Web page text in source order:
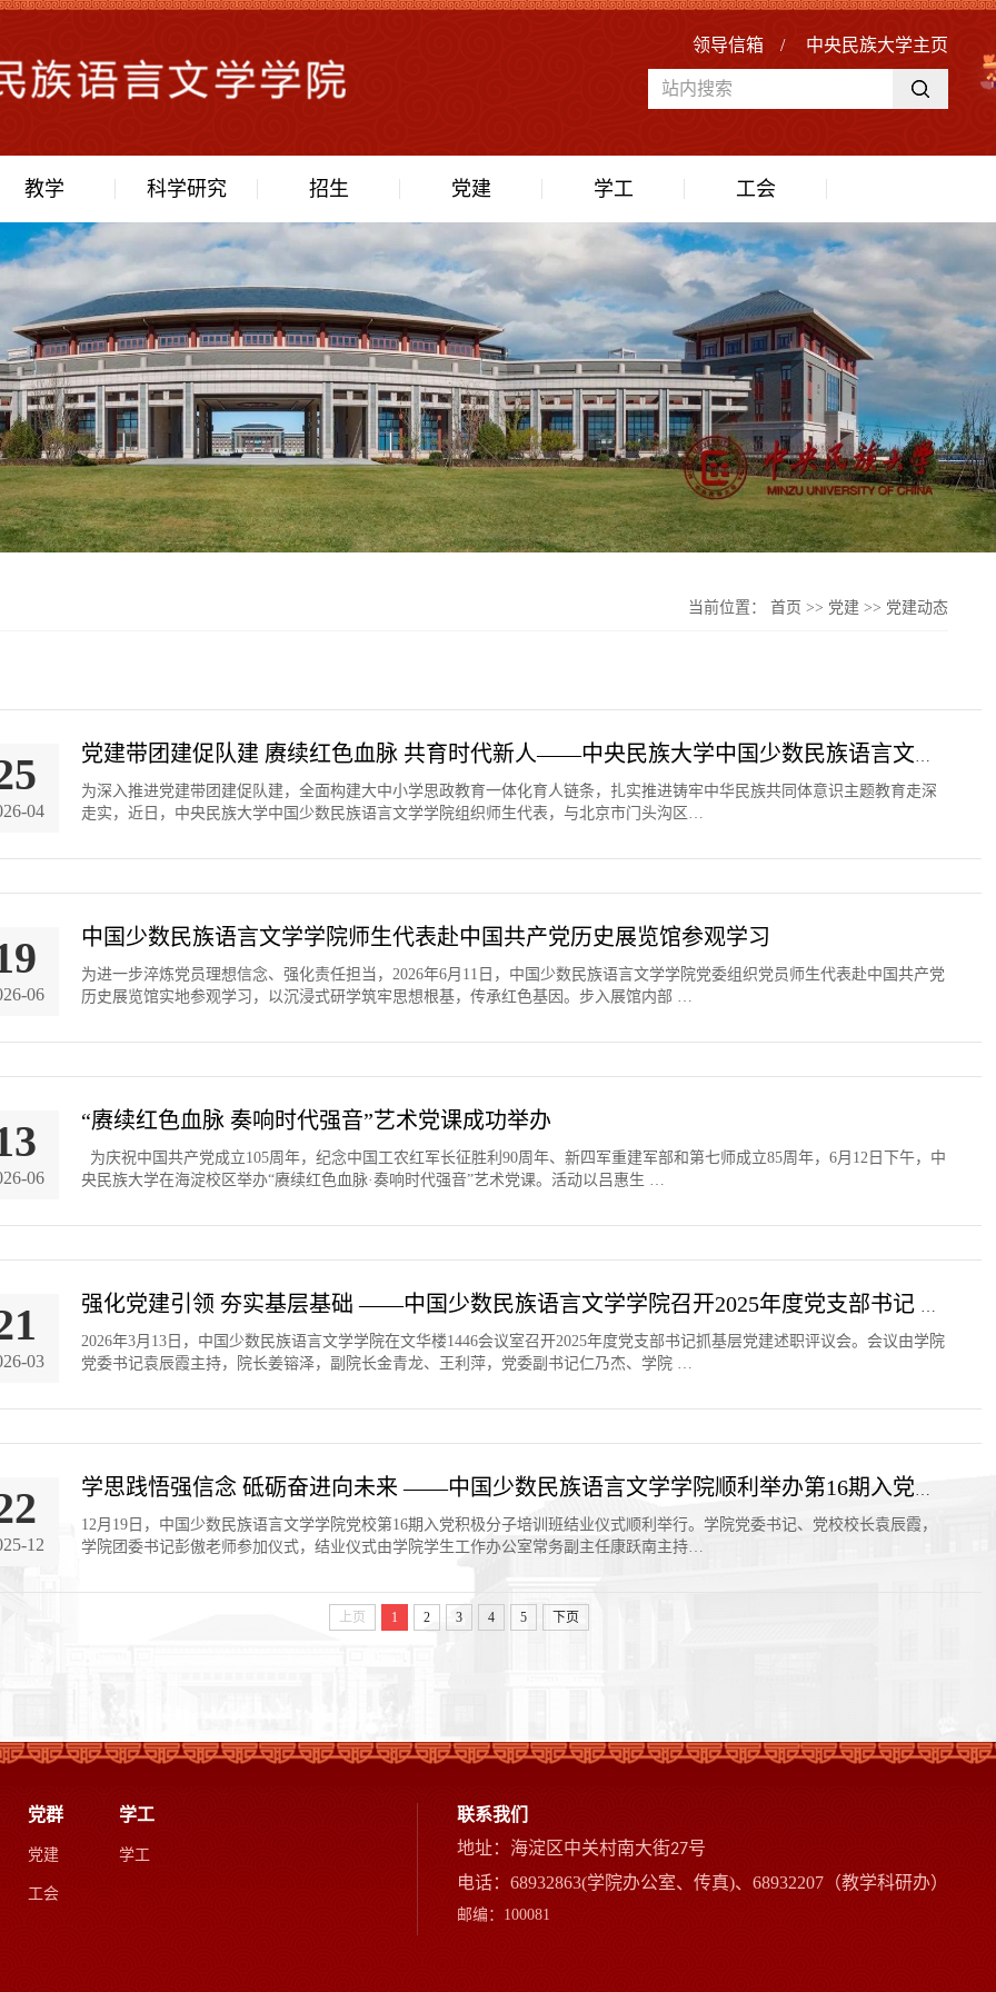
领导信箱 / 中央民族大学主页
教学 科学研究 招生 党建 学工 工会
当前位置： 首页 >> 党建 >> 党建动态
04
党建带团建促队建 赓续红色血脉 共育时代新人——中央民族大学中国少数民族语言文学学院携手妙峰山民族学校开展宋庆龄故居思政实践活动
为深入推进党建带团建促队建，全面构建大中小学思政教育一体化育人链条，扎实推进铸牢中华民族共同体意识主题教育走深
走实，近日，中央民族大学中国少数民族语言文学学院组织师生代表，与北京市门头沟区…
06
中国少数民族语言文学学院师生代表赴中国共产党历史展览馆参观学习
为进一步淬炼党员理想信念、强化责任担当，2026年6月11日，中国少数民族语言文学学院党委组织党员师生代表赴中国共产党
历史展览馆实地参观学习，以沉浸式研学筑牢思想根基，传承红色基因。步入展馆内部 …
06
“赓续红色血脉 奏响时代强音”艺术党课成功举办
为庆祝中国共产党成立105周年，纪念中国工农红军长征胜利90周年、新四军重建军部和第七师成立85周年，6月12日下午，中
央民族大学在海淀校区举办“赓续红色血脉·奏响时代强音”艺术党课。活动以吕惠生 …
03
强化党建引领 夯实基层基础 ——中国少数民族语言文学学院召开2025年度党支部书记 抓基层党建述职评议会
2026年3月13日，中国少数民族语言文学学院在文华楼1446会议室召开2025年度党支部书记抓基层党建述职评议会。会议由学院
党委书记袁辰霞主持，院长姜镕泽，副院长金青龙、王利萍，党委副书记仁乃杰、学院 …
12
学思践悟强信念 砥砺奋进向未来 ——中国少数民族语言文学学院顺利举办第16期入党积极分子培训班
12月19日，中国少数民族语言文学学院党校第16期入党积极分子培训班结业仪式顺利举行。学院党委书记、党校校长袁辰霞，
学院团委书记彭傲老师参加仪式，结业仪式由学院学生工作办公室常务副主任康跃南主持…
上页 1 2 3 4 5 下页
党群
党建
工会
学工
学工
联系我们
地址：海淀区中关村南大街27号
电话：68932863(学院办公室、传真)、68932207（教学科研办）
邮编：100081